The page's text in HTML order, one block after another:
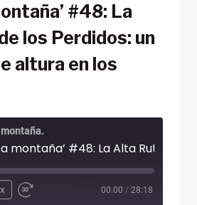
#48: La
los Perdidos: un
altura en los
00:00 / 28:18